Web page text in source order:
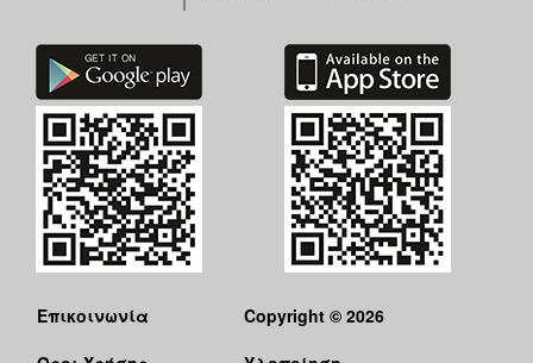
Επικοινωνία
Copyright © 2026